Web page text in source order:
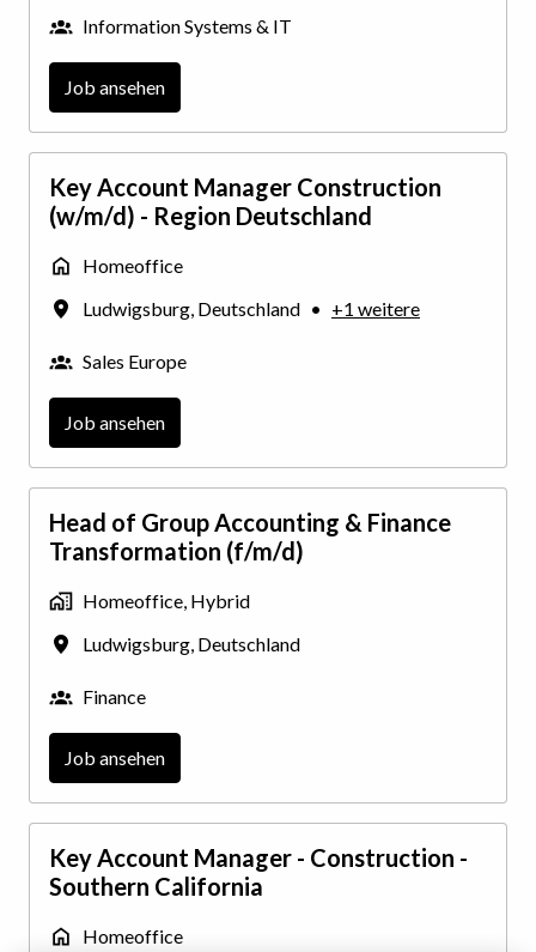
Information Systems & IT
Job ansehen
Key Account Manager Construction
(w/m/d) - Region Deutschland
Homeoffice
Ludwigsburg Deutschland • +1 weitere
Sales Europe
Job ansehen
Head of Group Accounting & Finance
Transformation (f/m/d)
Homeoffice, Hybrid
Ludwigsburg Deutschland
Finance
Job ansehen
Key Account Manager - Construction -
Southern California
Homeoffice